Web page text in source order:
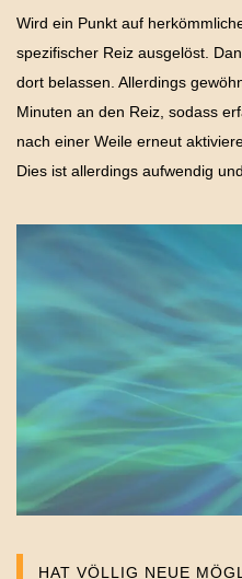
Wird ein Punkt auf
spezifischer Reiz ausgelöst.
dort belassen. Allerdings
Minuten an den Reiz, sodass
nach einer Weile erneut
Dies ist allerdings aufwendig
HAT VÖLLIG NEUE